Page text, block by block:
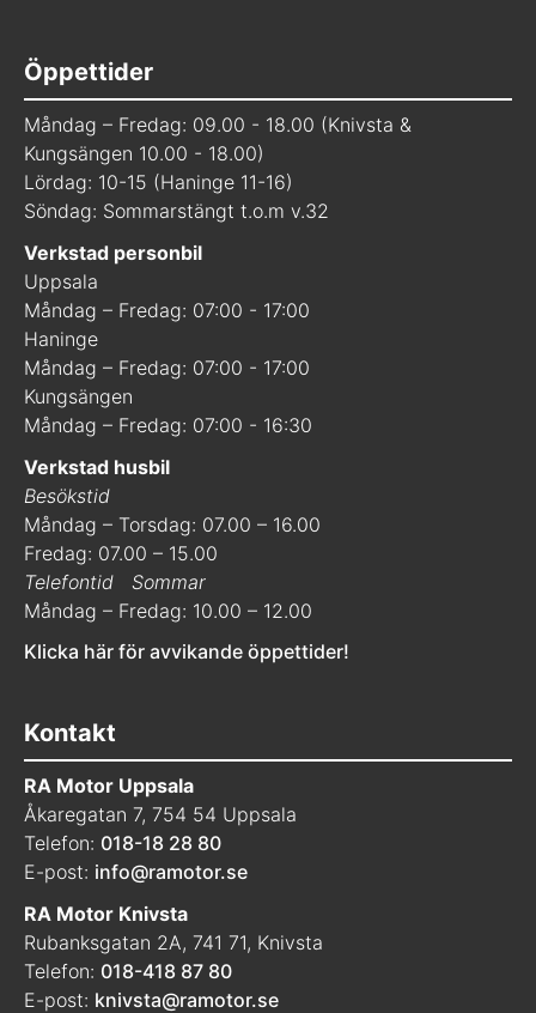
Öppettider
Måndag – Fredag: 09.00 - 18.00 (Knivsta &
Kungsängen 10.00 - 18.00)
Lördag: 10-15 (Haninge 11-16)
Söndag: Sommarstängt t.o.m v.32
Verkstad personbil
Uppsala
Måndag – Fredag: 07:00 - 17:00
Haninge
Måndag – Fredag: 07:00 - 17:00
Kungsängen
Måndag – Fredag: 07:00 - 16:30
Verkstad husbil
Besökstid
Måndag – Torsdag: 07.00 – 16.00
Fredag: 07.00 – 15.00
Telefontid
Sommar
Måndag – Fredag: 10.00 – 12.00
Klicka här för avvikande öppettider!
Kontakt
RA Motor Uppsala
Åkaregatan 7, 754 54 Uppsala
Telefon: 018-18 28 80
E-post: info@ramotor.se
RA Motor Knivsta
Rubanksgatan 2A, 741 71, Knivsta
Telefon: 018-418 87 80
E-post: knivsta@ramotor.se